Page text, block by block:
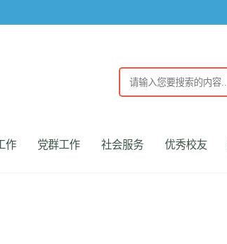
作 党群工作 社会服务 优秀校友